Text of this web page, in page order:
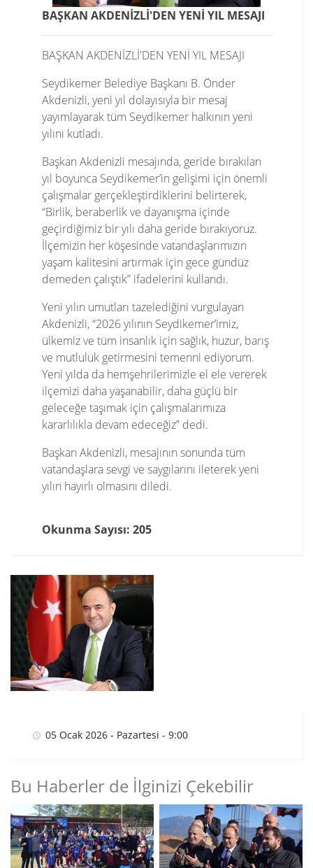
BAŞKAN AKDENİZLİ'DEN YENİ YIL MESAJI
BAŞKAN AKDENİZLİ'DEN YENİ YIL MESAJI
Seydikemer Belediye Başkanı B. Önder
Akdenizli, yeni yıl dolayısıyla bir mesaj
yayımlayarak tüm Seydikemer halkının yeni
yılını kutladı.
Başkan Akdenizli mesajında, geride bırakılan
yıl boyunca Seydikemer’in gelişimi için önemli
çalışmalar gerçekleştirdiklerini belirterek,
“Birlik, beraberlik ve dayanışma içinde
geçirdiğimiz bir yılı daha geride bırakıyoruz.
İlçemizin her köşesinde vatandaşlarımızın
yaşam kalitesini artırmak için gece gündüz
demeden çalıştık” ifadelerini kullandı.
Yeni yılın umutları tazelediğini vurgulayan
Akdenizli, “2026 yılının Seydikemer’imiz,
ülkemiz ve tüm insanlık için sağlık, huzur, barış
ve mutluluk getirmesini temenni ediyorum.
Yeni yılda da hemşehrilerimizle el ele vererek
ilçemizi daha yaşanabilir, daha güçlü bir
geleceğe taşımak için çalışmalarımıza
kararlılıkla devam edeceğiz” dedi.
Başkan Akdenizli, mesajının sonunda tüm
vatandaşlara sevgi ve saygılarını ileterek yeni
yılın hayırlı olmasını diledi.
Okunma Sayısı: 205
05 Ocak 2026 - Pazartesi - 9:00
Bu Haberler de İlginizi Çekebilir